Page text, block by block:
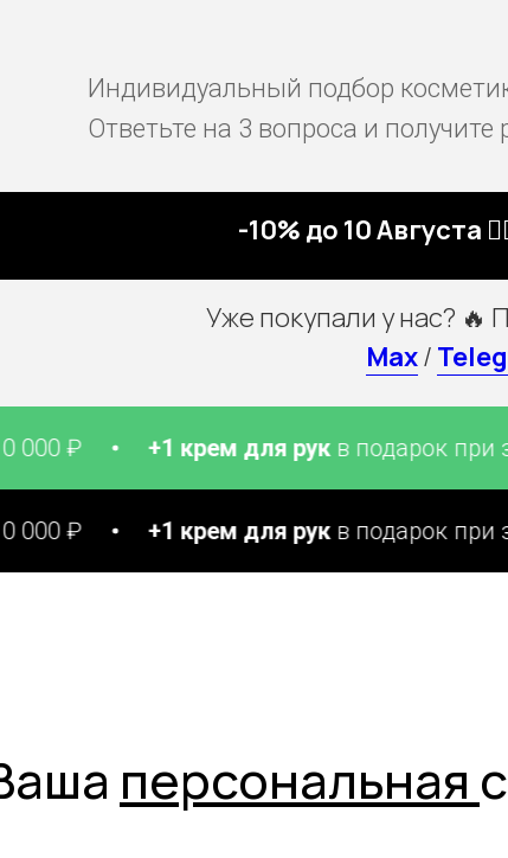
Индивидуальный подбор
Ответьте на 3 вопроса и
-10% до 10 Августа
Уже покупали у нас?
Max/
+1 крем для рукв подарок при заказе
+1 крем для рукв подарок при заказе
персональная